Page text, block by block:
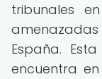
tribunales
España.
encuentra